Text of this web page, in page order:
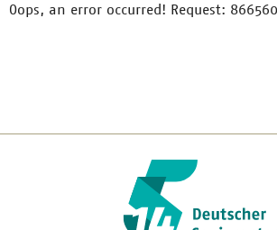
Oops, an error occurred! Request: